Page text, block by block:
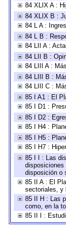
84 XLIX A :
84 XLIX B :
84 L A :
84 L B :
84 LII A :
84 LII B :
84 LIII A :
84 LIII B :
84 LIII C :
85 I A1 : El
85 I D1 :
85 I D2 :
85 I H4 :
85 I H5 :
85 I H7 :
85 I I : Las
disposiciones
disposición o
85 II A : El
sectoriales, y
85 II H : Las
como, en la
85 II I :